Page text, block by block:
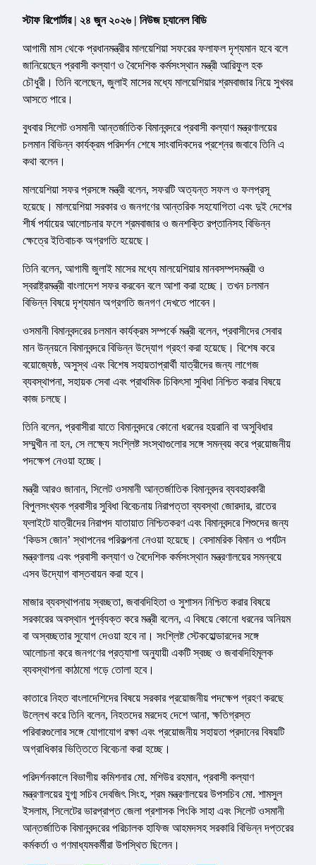
স্টাফ রিপোর্টার | ২৪ জুন ২০২৬ | নিউজ চ্যানেল বিডি
আগামী মাস থেকে প্রধানমন্ত্রীর মালয়েশিয়া সফরের ফলাফল দৃশ্যমান হবে বলে
জানিয়েছেন প্রবাসী কল্যাণ ও বৈদেশিক কর্মসংস্থান মন্ত্রী আরিফুল হক
চৌধুরী। তিনি বলেছেন, জুলাই মাসের মধ্যে মালয়েশিয়ার শ্রমবাজার নিয়ে সুখবর
আসতে পারে।
বুধবার সিলেট ওসমানী আন্তর্জাতিক বিমানবন্দরে প্রবাসী কল্যাণ মন্ত্রণালয়ের
চলমান বিভিন্ন কার্যক্রম পরিদর্শন শেষে সাংবাদিকদের প্রশ্নের জবাবে তিনি এ
কথা বলেন।
মালয়েশিয়া সফর প্রসঙ্গে মন্ত্রী বলেন, সফরটি অত্যন্ত সফল ও ফলপ্রসূ
হয়েছে। মালয়েশিয়া সরকার ও জনগণের আন্তরিক সহযোগিতা এবং দুই দেশের
শীর্ষ পর্যায়ের আলোচনার ফলে শ্রমবাজার ও জনশক্তি রপ্তানিসহ বিভিন্ন
ক্ষেত্রে ইতিবাচক অগ্রগতি হয়েছে।
তিনি বলেন, আগামী জুলাই মাসের মধ্যে মালয়েশিয়ার মানবসম্পদমন্ত্রী ও
স্বরাষ্ট্রমন্ত্রী বাংলাদেশ সফর করবেন বলে আশা করা হচ্ছে। তখন চলমান
বিভিন্ন বিষয়ে দৃশ্যমান অগ্রগতি জনগণ দেখতে পাবেন।
ওসমানী বিমানবন্দরের চলমান কার্যক্রম সম্পর্কে মন্ত্রী বলেন, প্রবাসীদের সেবার
মান উন্নয়নে বিমানবন্দরে বিভিন্ন উদ্যোগ গ্রহণ করা হয়েছে। বিশেষ করে
বয়োজ্যেষ্ঠ, অসুস্থ এবং বিশেষ সহায়তাপ্রার্থী যাত্রীদের জন্য লাগেজ
ব্যবস্থাপনা, সহায়ক সেবা এবং প্রাথমিক চিকিৎসা সুবিধা নিশ্চিত করার বিষয়ে
কাজ চলছে।
তিনি বলেন, প্রবাসীরা যাতে বিমানবন্দরে কোনো ধরনের হয়রানি বা অসুবিধার
সম্মুখীন না হন, সে লক্ষ্যে সংশ্লিষ্ট সংস্থাগুলোর সঙ্গে সমন্বয় করে প্রয়োজনীয়
পদক্ষেপ নেওয়া হচ্ছে।
মন্ত্রী আরও জানান, সিলেট ওসমানী আন্তর্জাতিক বিমানবন্দর ব্যবহারকারী
বিপুলসংখ্যক প্রবাসীর সুবিধা বিবেচনায় নিরাপত্তা ব্যবস্থা জোরদার, রাতের
ফ্লাইটে যাত্রীদের নিরাপদ যাতায়াত নিশ্চিতকরণ এবং বিমানবন্দরে শিশুদের জন্য
‘কিডস জোন’ স্থাপনের পরিকল্পনা নেওয়া হয়েছে। বেসামরিক বিমান ও পর্যটন
মন্ত্রণালয় এবং প্রবাসী কল্যাণ ও বৈদেশিক কর্মসংস্থান মন্ত্রণালয়ের সমন্বয়ে
এসব উদ্যোগ বাস্তবায়ন করা হবে।
মাজার ব্যবস্থাপনায় স্বচ্ছতা, জবাবদিহিতা ও সুশাসন নিশ্চিত করার বিষয়ে
সরকারের অবস্থান পুনর্ব্যক্ত করে মন্ত্রী বলেন, এ বিষয়ে কোনো ধরনের অনিয়ম
বা অস্বচ্ছতার সুযোগ দেওয়া হবে না। সংশ্লিষ্ট স্টেকহোল্ডারদের সঙ্গে
আলোচনা করে জনগণের প্রত্যাশা অনুযায়ী একটি স্বচ্ছ ও জবাবদিহিমূলক
ব্যবস্থাপনা কাঠামো গড়ে তোলা হবে।
কাতারে নিহত বাংলাদেশিদের বিষয়ে সরকার প্রয়োজনীয় পদক্ষেপ গ্রহণ করছে
উল্লেখ করে তিনি বলেন, নিহতদের মরদেহ দেশে আনা, ক্ষতিগ্রস্ত
পরিবারগুলোর সঙ্গে যোগাযোগ রক্ষা এবং প্রয়োজনীয় সহায়তা প্রদানের বিষয়টি
অগ্রাধিকার ভিত্তিতে বিবেচনা করা হচ্ছে।
পরিদর্শনকালে বিভাগীয় কমিশনার মো. মশিউর রহমান, প্রবাসী কল্যাণ
মন্ত্রণালয়ের যুগ্ম সচিব দেবজিৎ সিংহ, শ্রম মন্ত্রণালয়ের উপসচিব মো. শামসুল
ইসলাম, সিলেটের ভারপ্রাপ্ত জেলা প্রশাসক পিংকি সাহা এবং সিলেট ওসমানী
আন্তর্জাতিক বিমানবন্দরের পরিচালক হাফিজ আহমদসহ সরকারি বিভিন্ন দপ্তরের
কর্মকর্তা ও গণমাধ্যমকর্মীরা উপস্থিত ছিলেন।